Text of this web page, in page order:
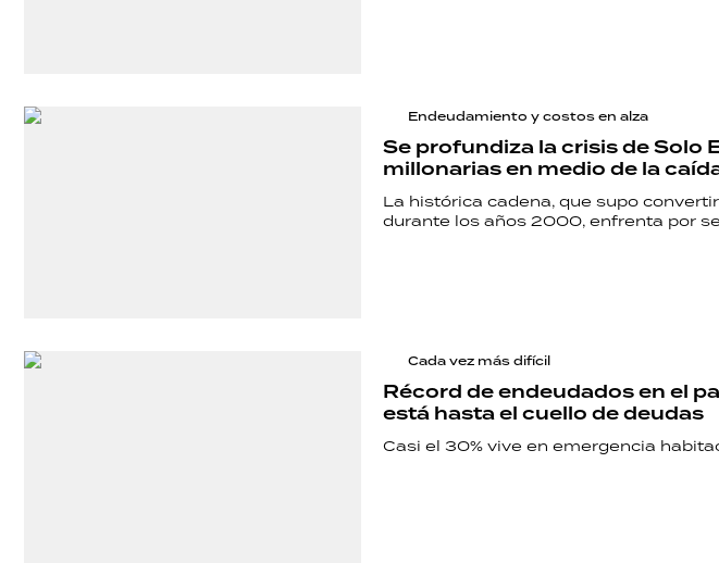
Endeudamiento y costos en alza
Se profundiza la crisis de Solo
millonarias en medio de la
La histórica cadena, que supo
durante los años 2000, enfrenta por
Cada vez más difícil
Récord de endeudados en el
está hasta el cuello de deudas
Casi el 30% vive en emergencia